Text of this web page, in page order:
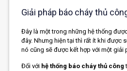
Giải pháp báo cháy thủ
Đây là một trong những hệ thống
đây. Nhưng hiện tại thì rất ít khi được
nó cũng sẽ được kết hợp với một giải
Đối với hệ thống báo cháy thủ công